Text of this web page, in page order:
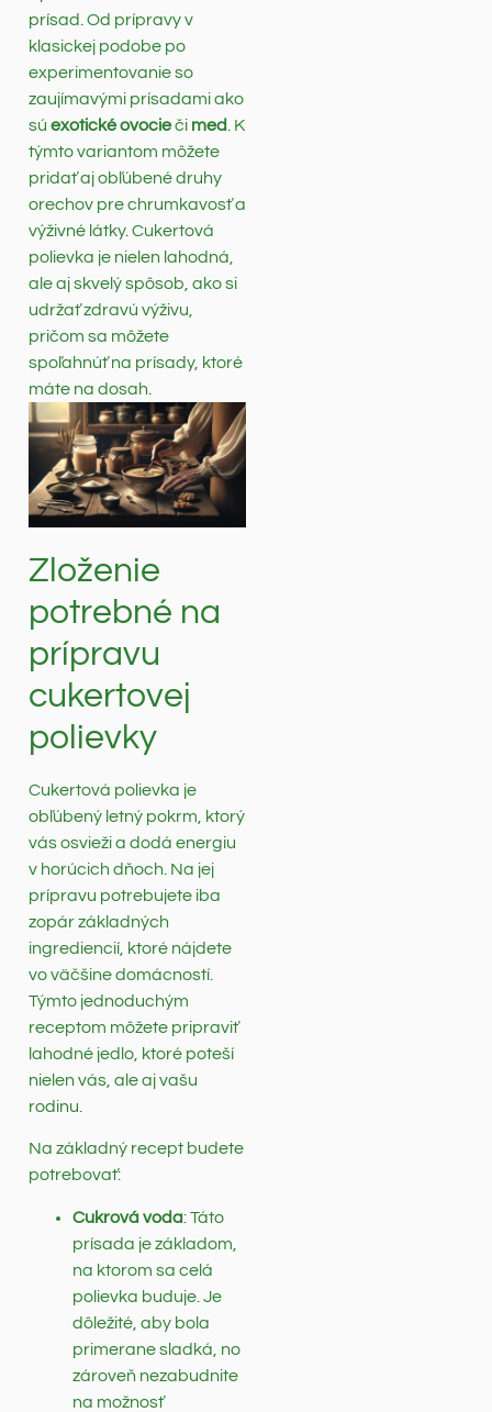
prísad. Od prípravy v
klasickej podobe po
experimentovanie so
zaujímavými prísadami ako
sú exotické ovocieči med. K
týmto variantom môžete
pridať aj obľúbené druhy
orechov pre chrumkavosť a
výživné látky. Cukertová
polievka je nielen lahodná,
ale aj skvelý spôsob, ako si
udržať zdravú výživu,
pričom sa môžete
spoľahnúť na prísady, ktoré
máte na dosah.
Zloženie
potrebné na
prípravu
cukertovej
polievky
Cukertová polievka je
obľúbený letný pokrm, ktorý
vás osvieži a dodá energiu
v horúcich dňoch. Na jej
prípravu potrebujete iba
zopár základných
ingrediencií, ktoré nájdete
vo väčšine domácností.
Týmto jednoduchým
receptom môžete pripraviť
lahodné jedlo, ktoré poteší
nielen vás, ale aj vašu
rodinu.
Na základný recept budete
potrebovať:
Cukrová voda: Táto
prísada je základom,
na ktorom sa celá
polievka buduje. Je
dôležité, aby bola
primerane sladká, no
zároveň nezabudnite
na možnosť